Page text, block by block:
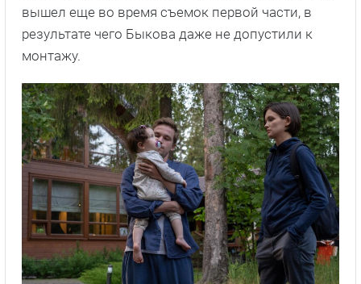
вышел еще во время съемок первой части, в
результате чего Быкова даже не допустили к
монтажу.